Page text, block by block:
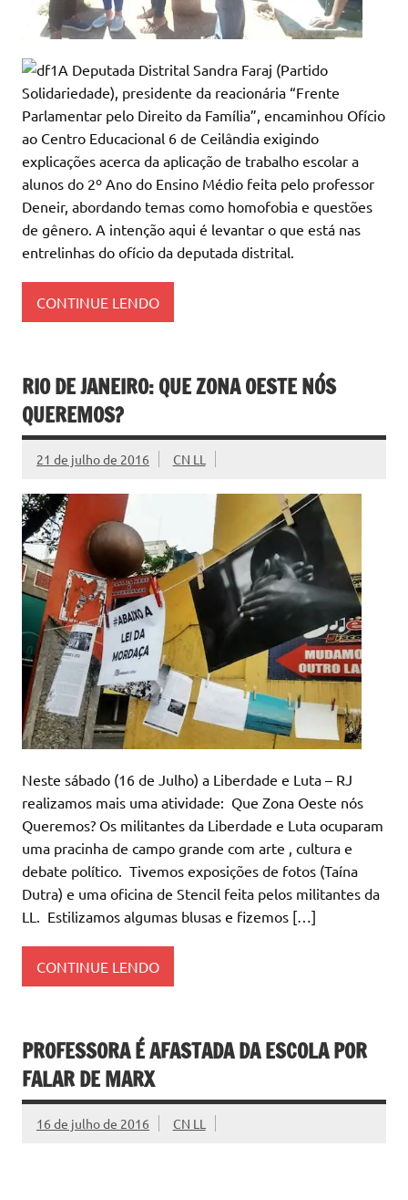
A Deputada Distrital Sandra Faraj (Partido
Solidariedade), presidente da reacionária “Frente
Parlamentar pelo Direito da Família”, encaminhou Ofício
ao Centro Educacional 6 de Ceilândia exigindo
explicações acerca da aplicação de trabalho escolar a
alunos do 2º Ano do Ensino Médio feita pelo professor
Deneir, abordando temas como homofobia e questões
de gênero. A intenção aqui é levantar o que está nas
entrelinhas do ofício da deputada distrital.
CONTINUE LENDO
RIO DE JANEIRO: QUE ZONA OESTE NÓS
QUEREMOS?
21 de julho de 2016 CN LL
Neste sábado (16 de Julho) a Liberdade e Luta – RJ
realizamos mais uma atividade: Que Zona Oeste nós
Queremos? Os militantes da Liberdade e Luta ocuparam
uma pracinha de campo grande com arte , cultura e
debate político. Tivemos exposições de fotos (Taína
Dutra) e uma oficina de Stencil feita pelos militantes da
LL. Estilizamos algumas blusas e fizemos […]
CONTINUE LENDO
PROFESSORA É AFASTADA DA ESCOLA POR
FALAR DE MARX
16 de julho de 2016 CN LL